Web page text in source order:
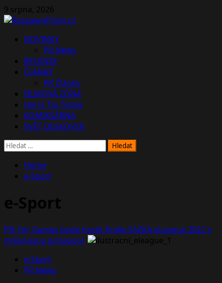
Skip
to
9 srpna, 2026
PrimaryNOVINKY
PR News
RECENZE
ČLÁNKY
PR Články
FILMOVÁ ZÓNA
Herní Tip Týdne
KOMIKSÁRNA
SVĚT DESKOVEK
Vyhledávání
Home
e-Sport
e-Sport
PR: For Games bude hostit finále SAZKA eLeague 2022 s
milionovou prizepool
e-Sport
PR News